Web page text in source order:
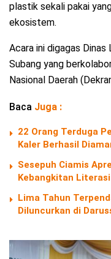
plastik sekali pakai
ekosistem.
Acara ini digagas
Subang yang
Nasional Daerah
Baca Juga :
22 Orang Terduga
Kaler Berhasil
Sesepuh Ciamis
Kebangkitan
Lima Tahun
Diluncurkan di